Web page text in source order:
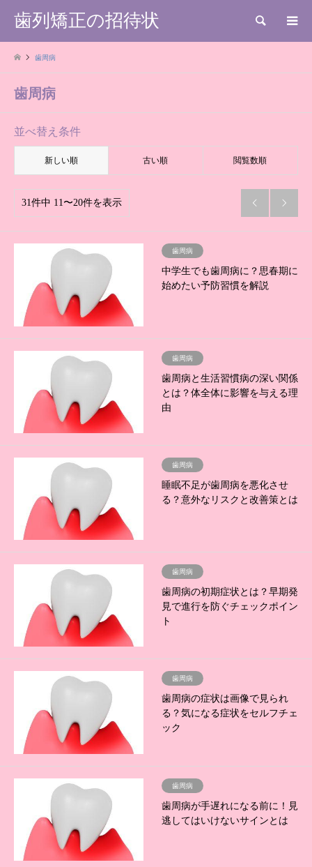
歯列矯正の招待状 検索
歯周病
歯周病
並べ替え条件
新しい順 古い順 閲覧数順
31件中 11〜20件を表示  
歯周病
中学生でも歯周病に？思春期に
始めたい予防習慣を解説
歯周病
歯周病と生活習慣病の深い関係
とは？体全体に影響を与える理
由
歯周病
睡眠不足が歯周病を悪化させ
る？意外なリスクと改善策とは
歯周病
歯周病の初期症状とは？早期発
見で進行を防ぐチェックポイン
ト
歯周病
歯周病の症状は画像で見られ
る？気になる症状をセルフチェ
ック
歯周病
歯周病が手遅れになる前に！見
逃してはいけないサインとは